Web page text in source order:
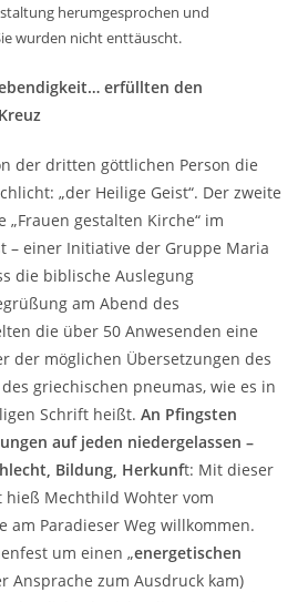
herumgesprochen und
wurden nicht enttäuscht.
erfüllten den
der dritten göttlichen Person die
„der Heilige Geist“. Der zweite
„Frauen gestalten Kirche“ im
– einer Initiative der Gruppe Maria
die biblische Auslegung
am Abend des
die über 50 Anwesenden eine
der möglichen Übersetzungen des
griechischen pneumas, wie es in
Schrift heißt.An Pfingsten
auf jeden niedergelassen –
Bildung, Herkunft: Mit dieser
Mechthild Wohter vom
am Paradieser Weg willkommen.
um einen „energetischen
Ansprache zum Ausdruck kam)